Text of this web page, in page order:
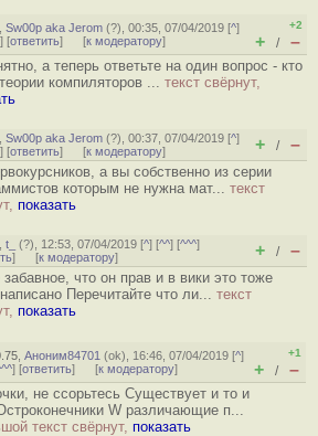
,Sw00p aka Jerom (?), 00:35, 07/04/2019 [^]
] [ответить] [к модератору]
+2
+ / –
а теперь ответьте на один вопрос - кто
компиляторов ... текст свёрнут,
,Sw00p aka Jerom (?), 00:37, 07/04/2019 [^]
] [ответить] [к модератору] + / –
а вы собственно из серии
которым не нужна мат... текст
показать
,t_ (?), 12:53, 07/04/2019 [^] [^^] [^^^]
] [к модератору] + / –
что он прав и в вики это тоже
Перечитайте что ли... текст
показать
,Аноним84701 (ok), 16:46, 07/04/2019 [^]
] [ответить] [к модератору]
+1
+ / –
не ссорьтесь Cуществует и то и
W различающие п...
текст свёрнут, показать